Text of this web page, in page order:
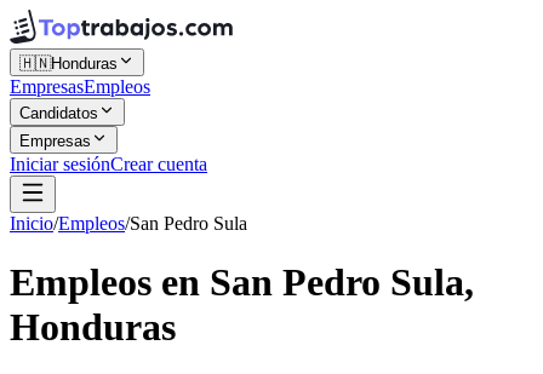
🇭🇳Honduras
EmpresasEmpleos
Candidatos
Empresas
Iniciar sesiónCrear cuenta
Inicio/Empleos/San Pedro Sula
Empleos en San Pedro Sula,
Honduras